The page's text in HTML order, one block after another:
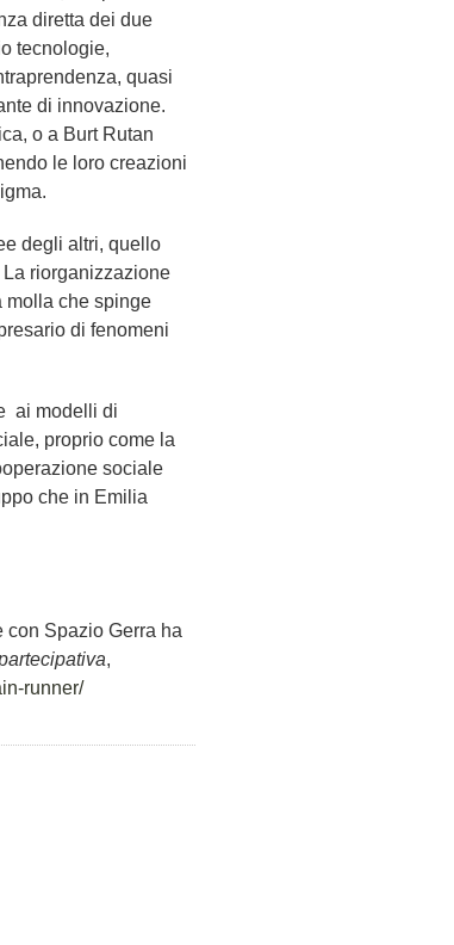
diretta dei due
tecnologie,
quasi
di innovazione.
o a Burt Rutan
le loro creazioni
degli altri, quello
riorganizzazione
molla che spinge
di fenomeni
ai modelli di
proprio come la
sociale
che in Emilia
Spazio Gerra ha
,
runner/